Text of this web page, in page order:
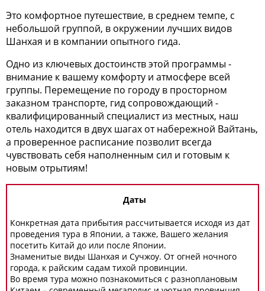
Это комфортное путешествие, в среднем темпе, с
небольшой группой, в окружении лучших видов
Шанхая и в компании опытного гида.
Одно из ключевых достоинств этой программы -
внимание к вашему комфорту и атмосфере всей
группы. Перемещение по городу в просторном
заказном транспорте, гид сопровождающий -
квалифицированный специалист из местных, наш
отель находится в двух шагах от набережной Вайтань,
а проверенное расписание позволит всегда
чувствовать себя наполненным сил и готовым к
новым отрытиям!
Даты
Конкретная дата прибытия рассчитывается исходя из дат
проведения тура в Японии, а также, Вашего желания
посетить Китай до или после Японии.
Знаменитые виды Шанхая и Сучжоу. От огней ночного
города, к райским садам тихой провинции.
Во время тура можно познакомиться с разноплановым